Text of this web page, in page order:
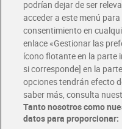
Únete al CLUB Dia
Disfruta las ventajas y
Descárgate la APP Dia
Folletos y Tiendas
Descubre las mejores
Tarjeta MaX Dia
Te devuelve hasta 8€/mes
¡Solicita tu tarjeta de crédito
podrían dejar de ser
acceder a este menú
consentimiento en
enlace «Gestionar las
ícono flotante en la parte
si corresponde] en la
opciones tendrán efecto
saber más, consulta
Tanto nosotros como
datos para proporcionar: